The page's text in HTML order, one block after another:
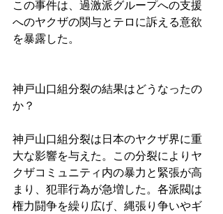
この事件は、過激派グループへの支援
へのヤクザの関与とテロに訴える意欲
を暴露した。
神戸山口組分裂の結果はどうなったの
か？
神戸山口組分裂は日本のヤクザ界に重
大な影響を与えた。この分裂によりヤ
クザコミュニティ内の暴力と緊張が高
まり、犯罪行為が急増した。各派閥は
権力闘争を繰り広げ、縄張り争いやギ